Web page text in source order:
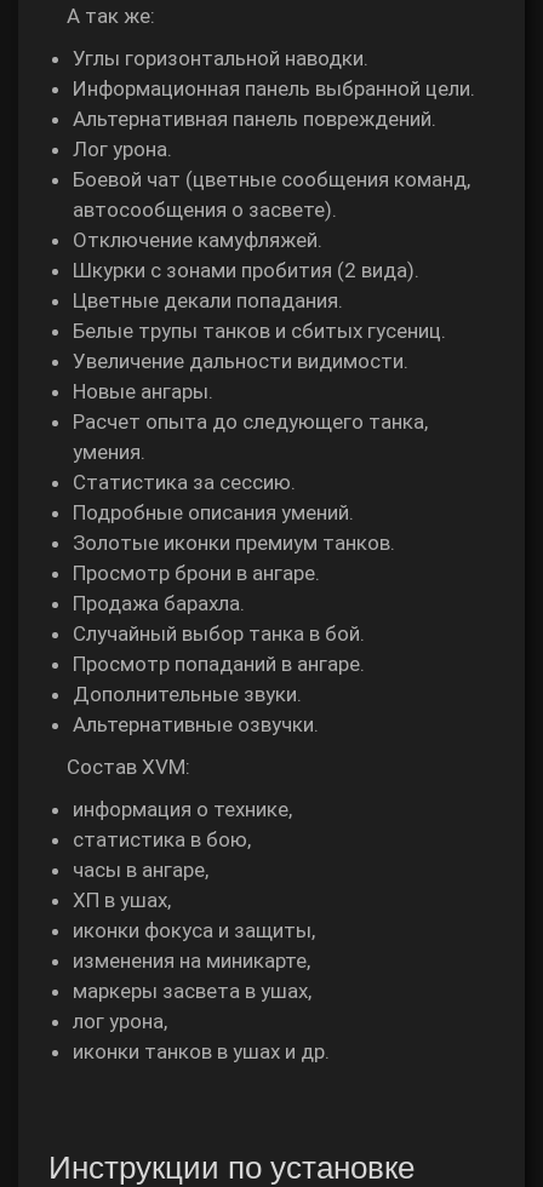
А так же:
Углы горизонтальной наводки.
Информационная панель выбранной цели.
Альтернативная панель повреждений.
Лог урона.
Боевой чат (цветные сообщения команд,
автосообщения о засвете).
Отключение камуфляжей.
Шкурки с зонами пробития (2 вида).
Цветные декали попадания.
Белые трупы танков и сбитых гусениц.
Увеличение дальности видимости.
Новые ангары.
Расчет опыта до следующего танка,
умения.
Статистика за сессию.
Подробные описания умений.
Золотые иконки премиум танков.
Просмотр брони в ангаре.
Продажа барахла.
Случайный выбор танка в бой.
Просмотр попаданий в ангаре.
Дополнительные звуки.
Альтернативные озвучки.
Состав XVM:
информация о технике,
статистика в бою,
часы в ангаре,
ХП в ушах,
иконки фокуса и защиты,
изменения на миникарте,
маркеры засвета в ушах,
лог урона,
иконки танков в ушах и др.
Инструкции по установке